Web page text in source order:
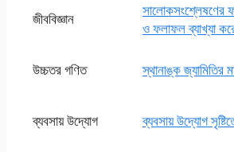
জীববিজ্ঞান
সালােকসংশ্লেষণের
ও ফলাফল ব্যাখ্যা
উচ্চতর গণিত স্থানাঙ্ক জ্যামিতির
ব্যবসায় উদ্যোগ ব্যবসায় উদ্যোগ